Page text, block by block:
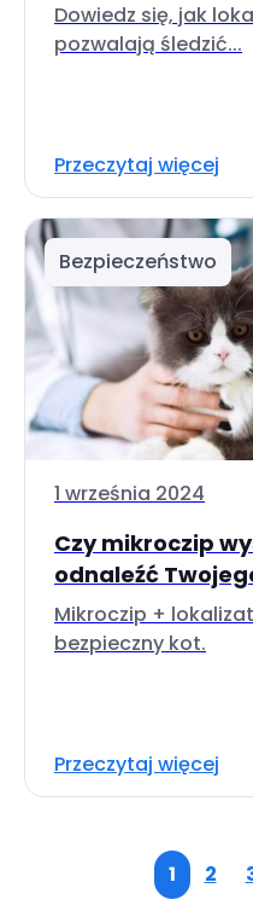
Dowiedz się, jak
pozwalają śledzić...
Przeczytaj więcej
Bezpieczeństwo
1 września 2024
Czy mikroczip
odnaleźć
Mikroczip +
bezpieczny kot.
Przeczytaj więcej
1 2